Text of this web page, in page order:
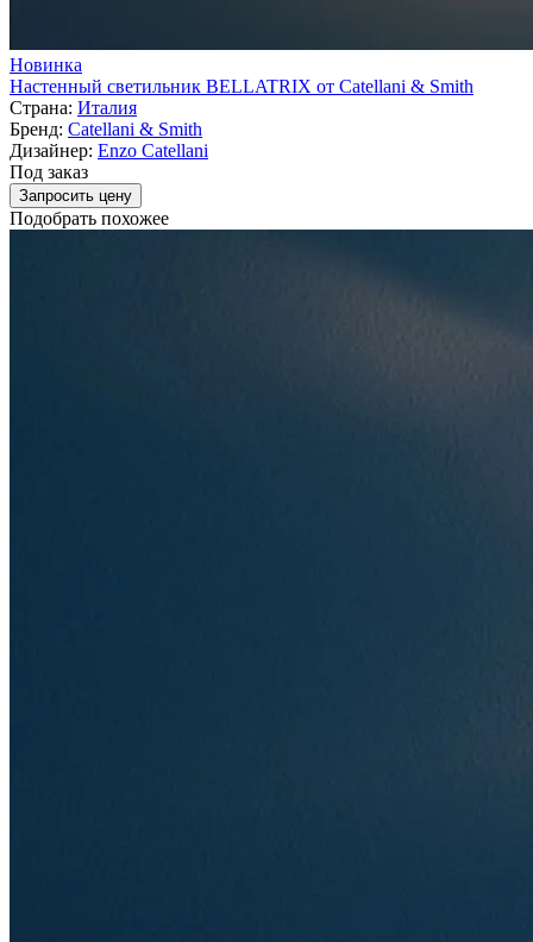
Новинка
Настенный светильник BELLATRIX от Catellani & Smith
Страна: Италия
Бренд: Catellani & Smith
Дизайнер: Enzo Catellani
Под заказ
Запросить цену
Подобрать похожее